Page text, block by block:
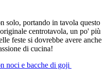
solo, portando in tavola questo
centrotavola, un po' più
feste si dovrebbe avere anche
di cucina!
noci e bacche di goji